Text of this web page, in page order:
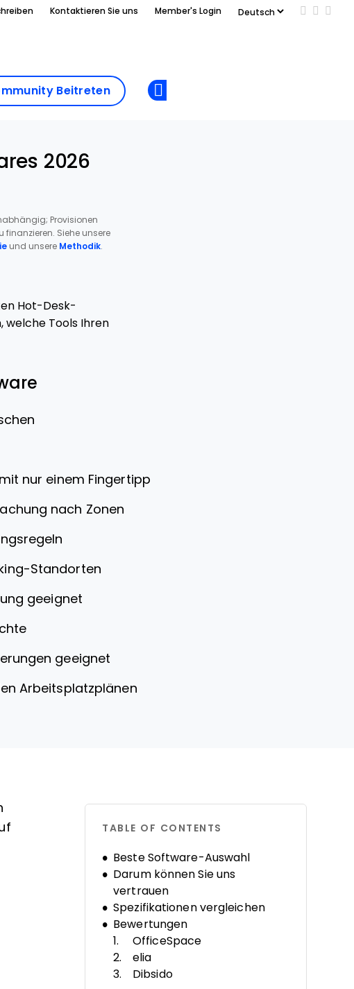
Kontaktieren Sie uns Member's Login Add us
Follow
Beitreten
2026
Provisionen
finanzieren. Siehe unsere
und unsere Methodik.
Hot-Desk-
welche Tools Ihren
nur einem Fingertipp
nach Zonen
Standorten
geeignet
geeignet
Arbeitsplatzplänen
TABLE OF CONTENTS
Beste Software-Auswahl
Darum können Sie uns
vertrauen
Spezifikationen vergleichen
Bewertungen
OfficeSpace
elia
Dibsido